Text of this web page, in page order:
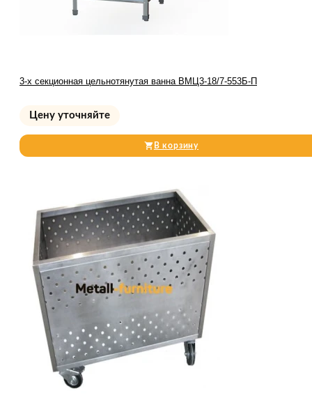
3-х секционная цельнотянутая ванна ВМЦ3-18/7-553Б-П
Цену уточняйте
В корзину